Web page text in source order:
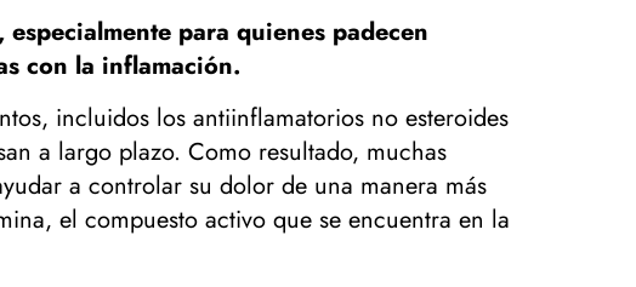
para quienes padecen
con la inflamación.
incluidos los antiinflamatorios no esteroides
a largo plazo. Como resultado, muchas
a controlar su dolor de una manera más
el compuesto activo que se encuentra en la